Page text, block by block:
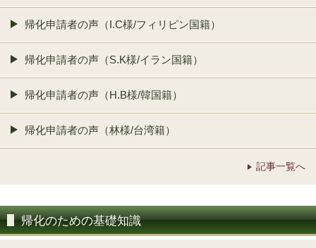
帰化申請者の声（I.C様/フィリピン国籍）
帰化申請者の声（S.K様/イラン国籍）
帰化申請者の声（H.B様/韓国籍）
帰化申請者の声（林様/台湾籍）
記事一覧へ
帰化のための基礎知識